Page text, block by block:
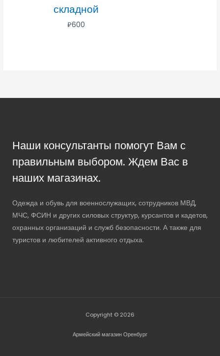
складной
₽600
Наши консультанты помогут Вам с
правильным выбором. Ждем Вас в
наших магазинах.
Одежда и обувь для военнослужащих, сотрудников МВД,
МЧС, ФСИН и других силовых структур, курсантов и кадетов,
охранных организаций и служб безопасности. А также для
туристов и любителей активного отдыха.
Copyright © 2026
Армейский магазин Оренбург